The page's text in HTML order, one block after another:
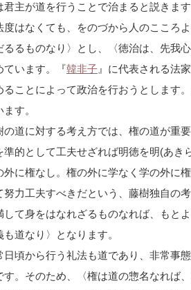
主が道を行うことで治まると説きま
度はなくても、をのづから人のこころ
るるものなり〉とし、〈徳治は、先我
ています。『韓非子 』に代表される法
ることによって政治を行おうとします
す。
道に対する考え方では、権の道が重
準的として工夫せざれば明徳を明(あき
外に権なし。権の外に学なく学の外に
努力工夫すべきだという、藤樹独自の
して身をはなれざるものなれば、もと
道なり〉となります。
頃から行う礼法も道であり、非常事
す。そのため、〈権は道の惣名なれば